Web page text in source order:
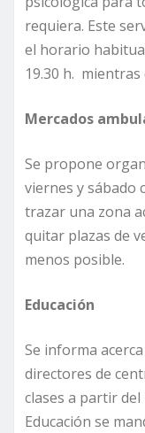
requiera. Este
el horario
19.30 h.
Mercados
Se propone
viernes y sábado
trazar una zona
quitar plazas de
menos posible.
Educación
Se informa
directores de
clases a partir del
Educación se